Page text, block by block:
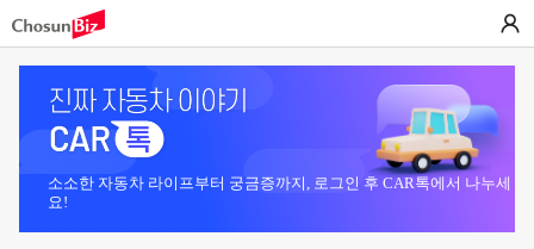
소소한 자동차 라이프부터 궁금증까지, 로그인 후 CAR톡에서 나누세
요!